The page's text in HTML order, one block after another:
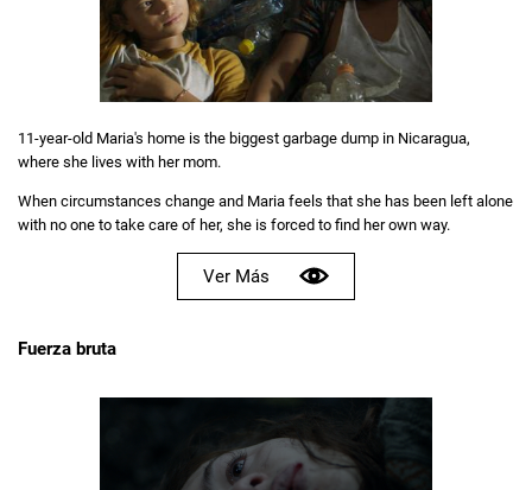
11-year-old Maria's home is the biggest garbage dump in Nicaragua,
where she lives with her mom.
When circumstances change and Maria feels that she has been left alone
with no one to take care of her, she is forced to find her own way.
Ver Más
Fuerza bruta